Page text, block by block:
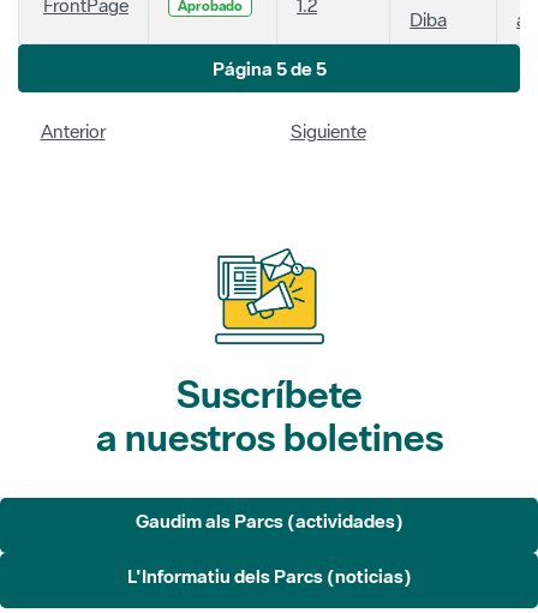
Aprobado
Diba
Página 5 de 5
Anterior Siguiente
Suscríbete
a nuestros boletines
Gaudim als Parcs (actividades)
L'Informatiu dels Parcs (noticias)